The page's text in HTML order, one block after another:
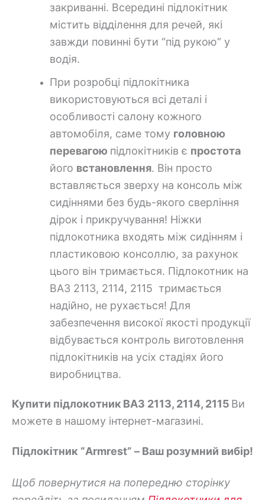
закриванні. Всередині підлокітник
містить відділення для речей, які
завжди повинні бути “під рукою” у
водія.
При розробці підлокітника
використовуються всі деталі і
особливості салону кожного
автомобіля, саме тому головною
перевагою підлокітників є простота
його встановлення. Він просто
вставляється зверху на консоль між
сидіннями без будь-якого сверління
дірок і прикручування! Ніжки
підлокотника входять між сидінням і
пластиковою консоллю, за рахунок
цього він тримається. Підлокотник на
ВАЗ 2113, 2114, 2115 тримається
надійно, не рухається! Для
забезпечення високої якості продукції
відбувається контроль виготовлення
підлокітників на усіх стадіях його
виробництва.
Купити підлокотник ВАЗ 2113, 2114, 2115 Ви
можете в нашому інтернет-магазині.
Підлокітник “Armrest” – Ваш розумний вибір!
Щоб повернутися на попередню сторінку